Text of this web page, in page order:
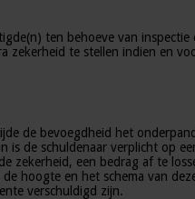
ten behoeve van
zekerheid te stellen indien en
de bevoegdheid het
is de schuldenaar verplicht op
zekerheid, een bedrag af te
hoogte en het schema van
verschuldigd zijn.